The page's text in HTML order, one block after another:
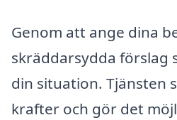
Genom att ange dina
skräddarsydda förslag
din situation. Tjänsten
krafter och gör det